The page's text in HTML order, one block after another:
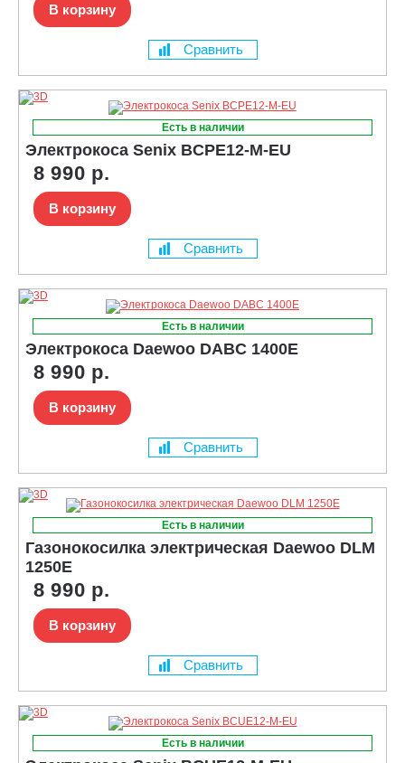
В корзину
Сравнить
Есть в наличии
Электрокоса Senix BCPE12-M-EU
8 990 р.
В корзину
Сравнить
Есть в наличии
Электрокоса Daewoo DABC 1400E
8 990 р.
В корзину
Сравнить
Есть в наличии
Газонокосилка электрическая Daewoo DLM
1250E
8 990 р.
В корзину
Сравнить
Есть в наличии